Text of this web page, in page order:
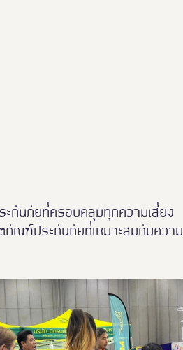
กันภัยที่ครอบคลุมทุกความเสี่ยง
ภัณฑ์ประกันภัยที่เหมาะสมกับความ